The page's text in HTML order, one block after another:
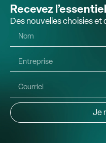
Recevez l’essentiel
Des nouvelles choisies
Je